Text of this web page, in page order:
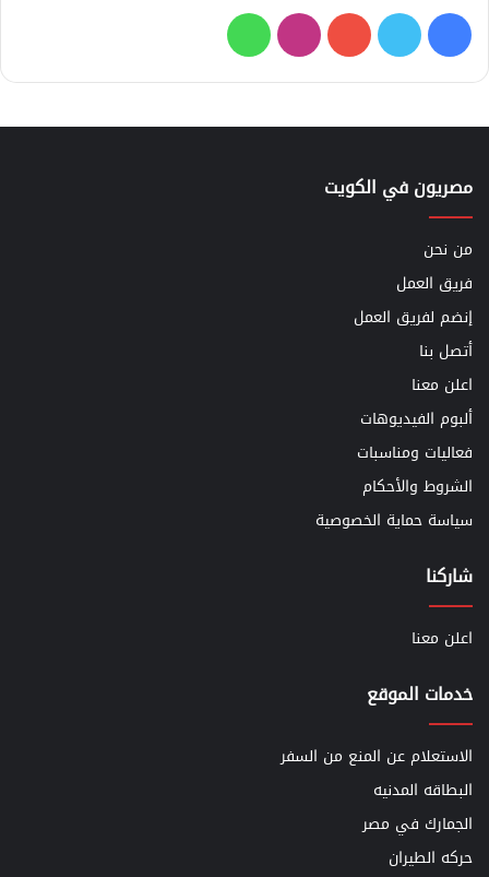
فيسبوك
تويتر يوتيوبانستقرامواتساب
مصريون في الكويت
من نحن
فريق العمل
إنضم لفريق العمل
أتصل بنا
اعلن معنا
ألبوم الفيديوهات
فعاليات ومناسبات
الشروط والأحكام
سياسة حماية الخصوصية
شاركنا
اعلن معنا
خدمات الموقع
الاستعلام عن المنع من السفر
البطاقه المدنيه
الجمارك في مصر
حركه الطيران